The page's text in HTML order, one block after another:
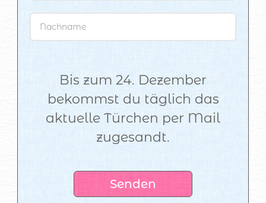
Bis zum 24. Dezember
bekommst du täglich das
aktuelle Türchen per Mail
zugesandt.
Senden